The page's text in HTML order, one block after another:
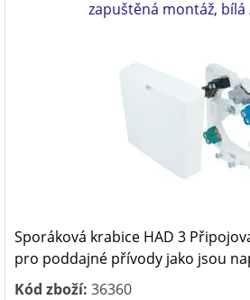
zapuštěná montáž, bílá
Sporáková krabice HAD 3
pro poddajné přívody jako jsou
Kód zboží: 36360